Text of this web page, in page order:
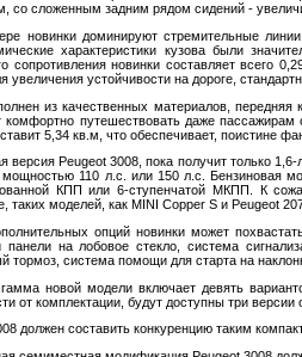
со сложенным задним рядом сидений -
новинки доминируют стремительные
характеристики кузова были
сопротивления новинки составляет всего
увеличения устойчивости на дороге,
из качественных материалов, передняя
комфортно путешествовать даже
5,34 кв.м, что обеспечивает, поистине
версия Peugeot 3008, пока получит только
110 л.с. или 150 л.с. Бензиновая
КПП или 6-ступенчатой МКПП. К
таких моделей, как MINI Copper S и Peugeot
опций новинки может
панели на лобовое стекло, система
тормоз, система помощи для старта на
новой модели включает девять
от комплектации, будут доступны три
должен составить конкуренцию таким